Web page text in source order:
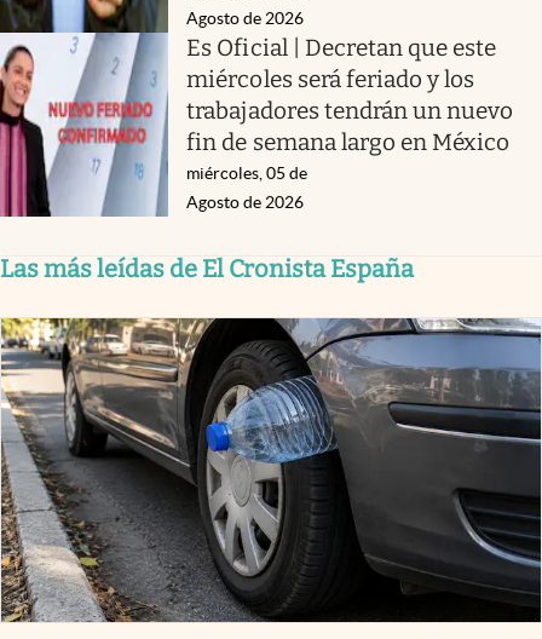
Agosto de 2026
Es Oficial | Decretan que este
miércoles será feriado y los
trabajadores tendrán un nuevo
fin de semana largo en México
miércoles, 05 de
Agosto de 2026
Las más leídas de El Cronista España